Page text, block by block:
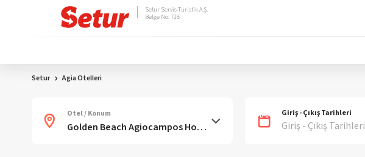
Setur Servis Turistik A.Ş.
Belge No: 728
Setur Agia Otelleri
Otel / Konum Giriş - Çıkış Tarihleri
Giriş - Çıkış Tarihleri